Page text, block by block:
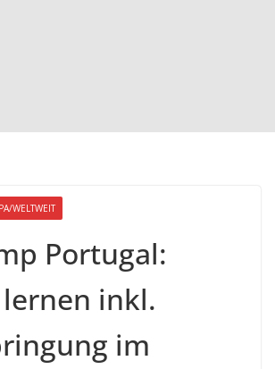
WELTWEIT
Portugal:
inkl.
im